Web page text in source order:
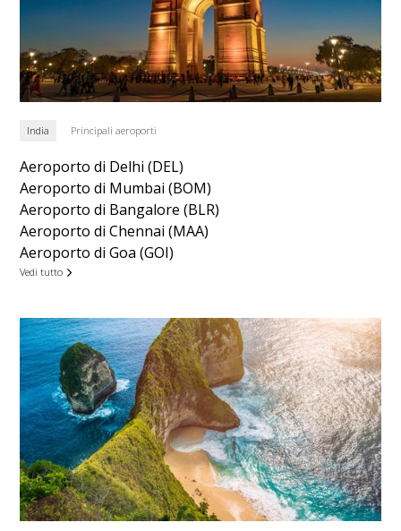
India Principali aeroporti
Aeroporto di Delhi (DEL)
Aeroporto di Mumbai (BOM)
Aeroporto di Bangalore (BLR)
Aeroporto di Chennai (MAA)
Aeroporto di Goa (GOI)
Vedi tutto